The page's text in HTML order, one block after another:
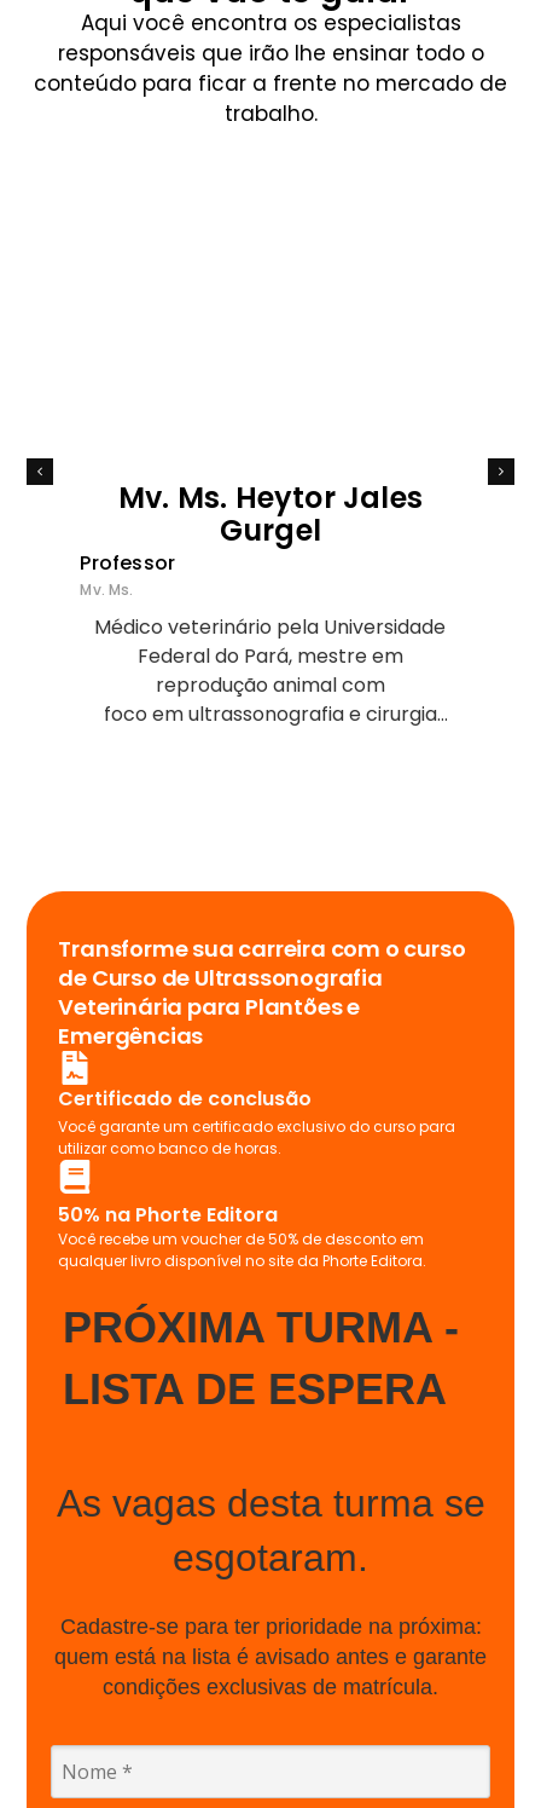
Aqui você encontra os especialistas
responsáveis que irão lhe ensinar todo o
conteúdo para ficar a frente no mercado de
trabalho.
Mv. Ms. Heytor Jales
Gurgel
Professor
Mv. Ms.
Médico veterinário pela Universidade
Federal do Pará, mestre em
reprodução animal com
foco em ultrassonografia e cirurgia
ultrassonografia veterinária pelo
experiência em
ultrassonografia abdominal de cães e
gatos e animais silvestres, faz parte do
Videocirirgia, Obstetrícia e Reprodução
- VOR e é coordenador da pós
graduação em
ultrassonografia veterinária pela
Transforme sua carreira com o curso
de Curso de Ultrassonografia
Veterinária para Plantões e
Emergências
Certificado de conclusão
Você garante um certificado exclusivo do curso para
utilizar como banco de horas.
50% na Phorte Editora
Você recebe um voucher de 50% de desconto em
qualquer livro disponível no site da Phorte Editora.
PRÓXIMA TURMA -
LISTA DE ESPERA
As vagas desta turma se
esgotaram.
Cadastre-se para ter prioridade na próxima:
quem está na lista é avisado antes e garante
condições exclusivas de matrícula.